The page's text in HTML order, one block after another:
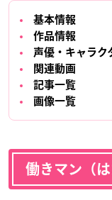
基本情報
作品情報
声優・キャラク
関連動画
記事一覧
画像一覧
働きマン（